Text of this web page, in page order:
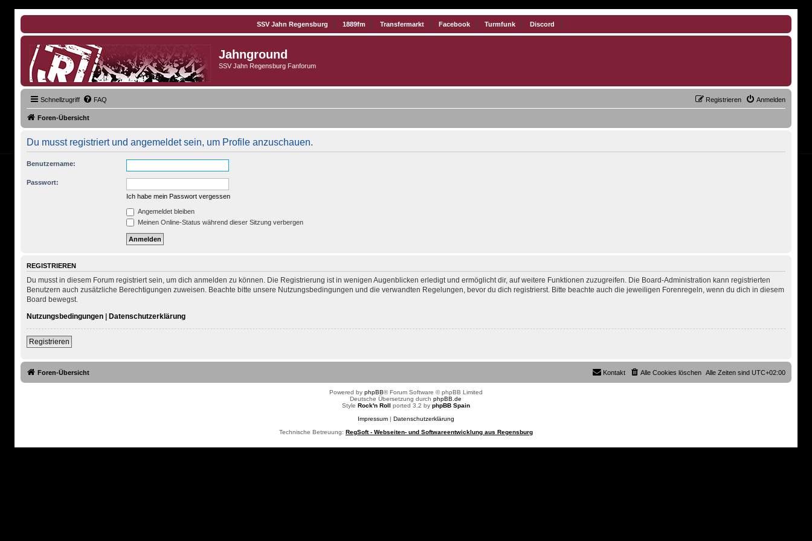
SSV Jahn Regensburg 1889fm Transfermarkt Facebook Turmfunk Discord
Jahnground
SSV Jahn Regensburg Fanforum
Schnellzugriff FAQ Anmelden
Registrieren
Foren-Übersicht
Du musst registriert und angemeldet sein, um Profile anzuschauen.
Benutzername:
Passwort:
Ich habe mein Passwort vergessen
Angemeldet bleiben
Meinen Online-Status während dieser Sitzung verbergen
REGISTRIEREN
Du musst in diesem Forum registriert sein, um dich anmelden zu können. Die Registrierung ist in wenigen Augenblicken erledigt und ermöglicht dir, auf weitere Funktionen zuzugreifen. Die Board-Administration kann registrierten
Benutzern auch zusätzliche Berechtigungen zuweisen. Beachte bitte unsere Nutzungsbedingungen und die verwandten Regelungen, bevor du dich registrierst. Bitte beachte auch die jeweiligen Forenregeln, wenn du dich in diesem
Board bewegst.
Nutzungsbedingungen| Datenschutzerklärung
Registrieren
Foren-Übersicht Alle Zeiten sindUTC+02:00
Alle Cookies löschen
Kontakt
Powered by phpBB® Forum Software © phpBB Limited
Deutsche Übersetzung durchphpBB.de
Style Rock'n Roll ported 3.2 by phpBB Spain
Impressum| Datenschutzerklärung
Technische Betreuung: RegSoft - Webseiten- und Softwareentwicklung aus Regensburg